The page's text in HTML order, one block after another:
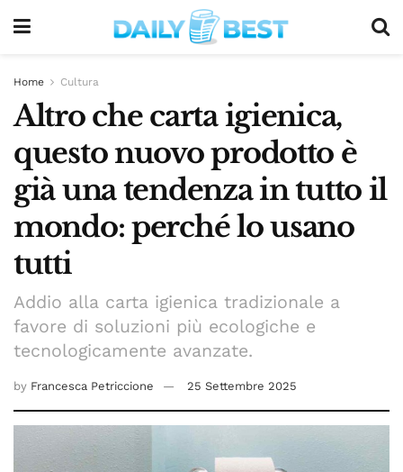
Home Cultura
Altro che carta igienica,
questo nuovo prodotto è
già una tendenza in tutto il
mondo: perché lo usano
tutti
Addio alla carta igienica tradizionale a
favore di soluzioni più ecologiche e
tecnologicamente avanzate.
by Francesca Petriccione 25 Settembre 2025